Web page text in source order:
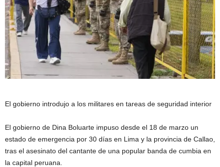
El gobierno introdujo a los militares en tareas de seguridad interior
El gobierno de Dina Boluarte impuso desde el 18 de marzo un
estado de emergencia por 30 días en Lima y la provincia de Callao,
tras el asesinato del cantante de una popular banda de cumbia en
la capital peruana.